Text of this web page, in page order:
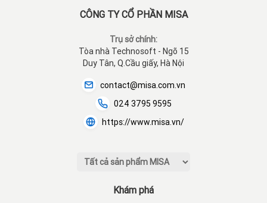
CÔNG TY CỔ PHẦN MISA
Trụ sở chính:
Tòa nhà Technosoft - Ngõ 15
Duy Tân, Q.Cầu giấy, Hà Nội
contact@misa.com.vn
024 3795 9595
https://www.misa.vn/
Khám phá